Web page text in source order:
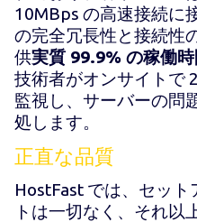
10MBps の高速接続に
の完全冗長性と接続性
供実質 99.9% の稼働時
技術者がオンサイトで
監視し、サーバーの問
処します。
正直な品質
HostFast では、セット
トは一切なく、それ以